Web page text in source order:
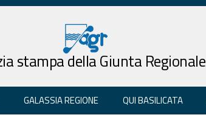
stampa della Giunta Regionale
GALASSIA REGIONE QUI BASILICATA